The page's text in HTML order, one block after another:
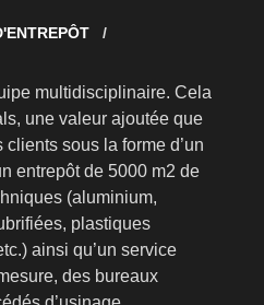
multidisciplinaire. Cela
une valeur ajoutée que
sous la forme d’un
entrepôt de 5000 m2 de
(aluminium,
plastiques
ainsi qu’un service
des bureaux